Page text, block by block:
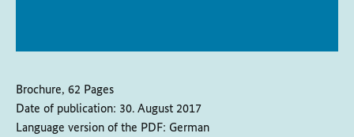
Brochure, 62 Pages
Date of publication: 30. August 2017
Language version of the PDF: German